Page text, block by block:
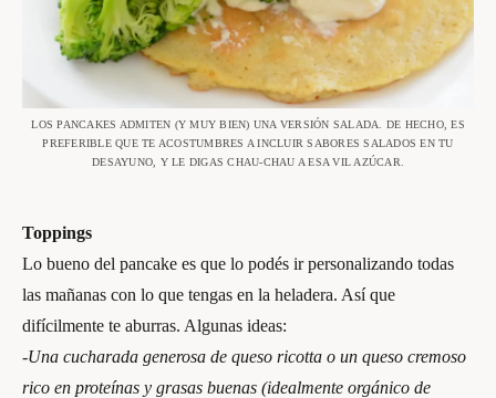
LOS PANCAKES ADMITEN (Y MUY BIEN) UNA VERSIÓN SALADA. DE HECHO, ES
PREFERIBLE QUE TE ACOSTUMBRES A INCLUIR SABORES SALADOS EN TU
DESAYUNO, Y LE DIGAS CHAU-CHAU A ESA VIL AZÚCAR.
Toppings
Lo bueno del pancake es que lo podés ir personalizando todas
las mañanas con lo que tengas en la heladera. Así que
difícilmente te aburras. Algunas ideas:
-Una cucharada generosa de queso ricotta o un queso cremoso
rico en proteínas y grasas buenas (idealmente orgánico de